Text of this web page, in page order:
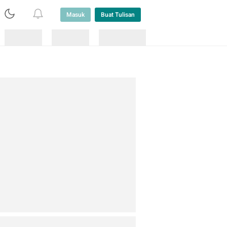
Masuk Buat Tulisan